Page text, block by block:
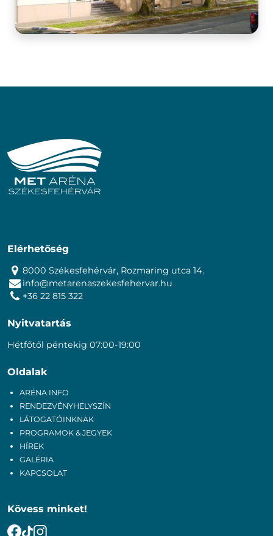
Elérhetőség
8000 Székesfehérvár, Rozmaring utca 14.
info@metarenaszekesfehervar.hu
+36 22 815 322
Nyitvatartás
Hétfőtől péntekig 07:00-19:00
Oldalak
ARÉNA INFO
RENDEZVÉNYHELYSZÍN
LÁTOGATÓINKNAK
PROGRAMOK & JEGYEK
HÍREK
GALÉRIA
KAPCSOLAT
Kövess minket!